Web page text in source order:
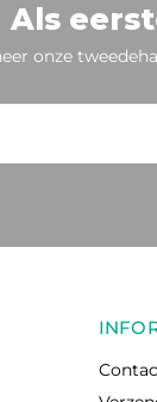
Als
onze